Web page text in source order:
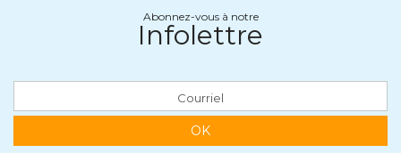
Abonnez-vous à notre
Infolettre
OK